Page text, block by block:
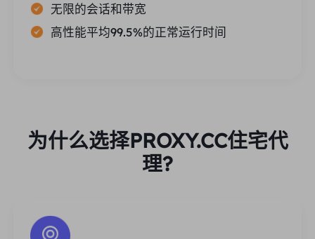
无限的会话和带宽
高性能平均99.5%的正常运行时间
为什么选择PROXY.CC住宅代
理?